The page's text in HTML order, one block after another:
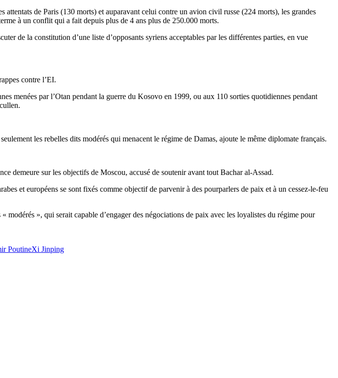
de Paris (130 morts) et auparavant celui contre un avion civil russe (224 morts), les grandes
à un conflit qui a fait depuis plus de 4 ans plus de 250.000 morts.
de la constitution d’une liste d’opposants syriens acceptables par les différentes parties, en vue
contre l’EI.
menées par l’Otan pendant la guerre du Kosovo en 1999, ou aux 110 sorties quotidiennes pendant
les rebelles dits modérés qui menacent le régime de Damas, ajoute le même diplomate français.
demeure sur les objectifs de Moscou, accusé de soutenir avant tout Bachar al-Assad.
et européens se sont fixés comme objectif de parvenir à des pourparlers de paix et à un cessez-le-feu
», qui serait capable d’engager des négociations de paix avec les loyalistes du régime pour
PoutineXi Jinping